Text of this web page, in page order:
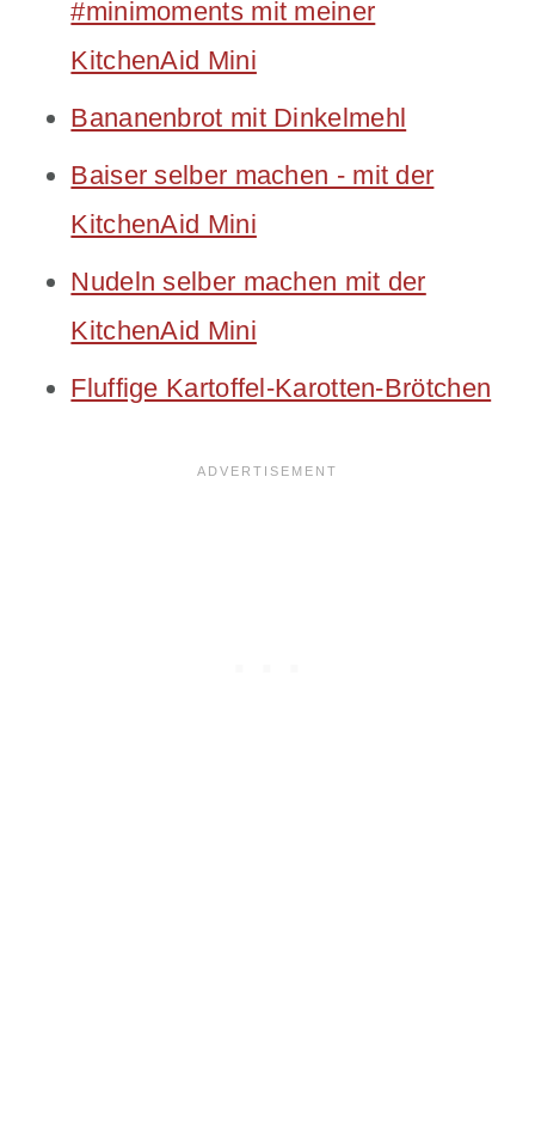
#minimoments mit meiner
KitchenAid Mini
Bananenbrot mit Dinkelmehl
Baiser selber machen - mit der
KitchenAid Mini
Nudeln selber machen mit der
KitchenAid Mini
Fluffige Kartoffel-Karotten-Brötchen